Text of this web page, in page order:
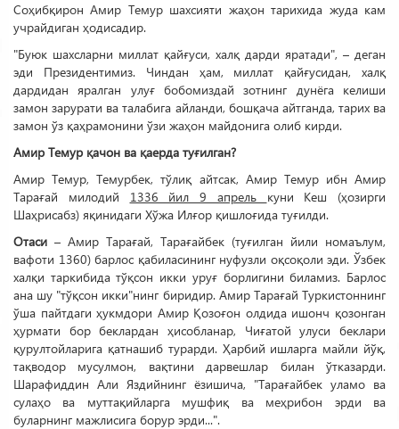
Соҳибқирон Амир Темур шахсияти жаҳон тарихида жуда кам
учрайдиган ҳодисадир.
"Буюк шахсларни миллат қайғуси, халқ дарди яратади", – деган
эди Президентимиз. Чиндан ҳам, миллат қайғусидан, халқ
дардидан яралган улуғ бобомиздай зотнинг дунёга келиши
замон зарурати ва талабига айланди, бошқача айтганда, тарих ва
замон ўз қаҳрамонини ўзи жаҳон майдонига олиб кирди.
Амир Темур қачон ва қаерда туғилган?
Амир Темур, Темурбек, тўлиқ айтсак, Амир Темур ибн Амир
Тарағай милодий 1336 йил 9 апрель куни Кеш (ҳозирги
Шаҳрисабз) яқинидаги Хўжа Илғор қишлоғида туғилди.
Отаси – Амир Тарағай, Тарағайбек (туғилган йили номаълум,
вафоти 1360) барлос қабиласининг нуфузли оқсоқоли эди. Ўзбек
хал­қи таркибида тўқсон икки уруғ борлигини биламиз. Барлос
ана шу "тўқсон икки"нинг биридир. Амир Тарағай Туркистоннинг
ўша пайтдаги ҳукмдори Амир Қозоғон олдида ишонч қозонган
ҳурмати бор беклардан ҳисобланар, Чиғатой улуси беклари
қурултойларига қатнашиб турарди. Ҳарбий ишларга майли йўқ,
тақводор мусулмон, вақтини дарвешлар билан ўтказарди.
Шарафиддин Али Яздийнинг ёзишича, "Тарағайбек уламо ва
сулаҳо ва муттақийларга мушфиқ ва меҳрибон эрди ва
буларнинг мажлисига борур эрди...".